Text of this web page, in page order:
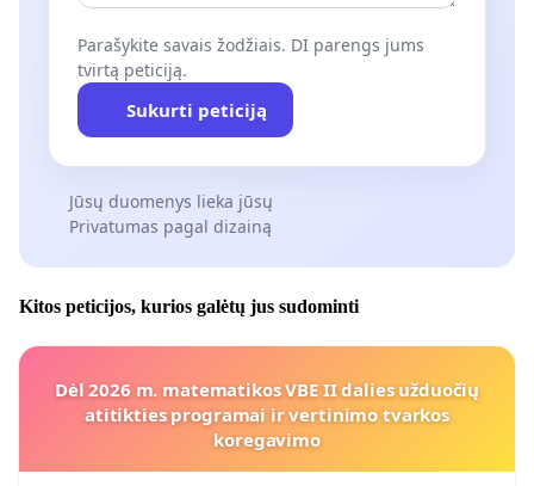
Parašykite savais žodžiais. DI parengs jums
tvirtą peticiją.
Sukurti peticiją
Jūsų duomenys lieka jūsų
Privatumas pagal dizainą
Kitos peticijos, kurios galėtų jus sudominti
Dėl 2026 m. matematikos VBE II dalies užduočių
atitikties programai ir vertinimo tvarkos
koregavimo